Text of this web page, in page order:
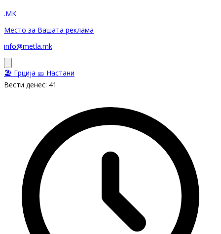
.MK
Место за Вашата реклама
info@metla.mk
🏖️ Грција 🎫 Настани
Вести денес: 41